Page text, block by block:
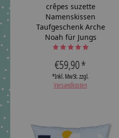
crêpes suzette
Namenskissen
Taufgeschenk Arche
Noah für Jungs
The rating of this product is
€59,90 *
*Inkl. MwSt. zzgl.
Versandkosten